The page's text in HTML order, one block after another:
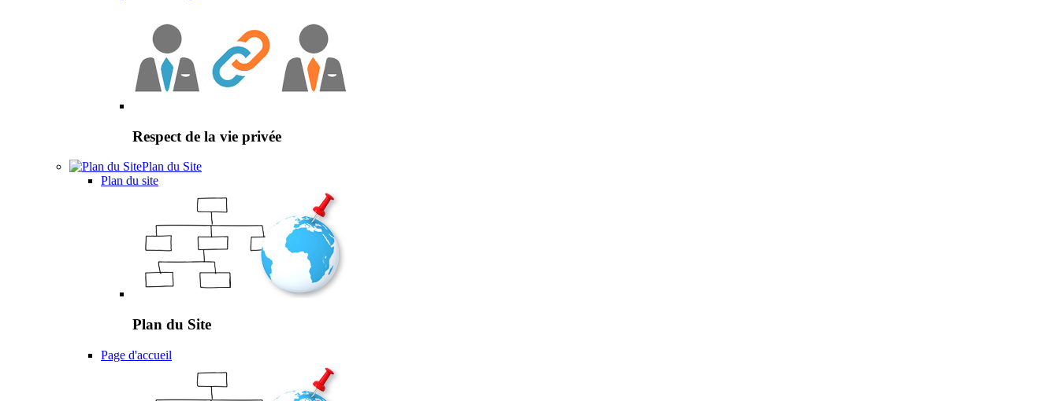
Respect de la vie privée
Plan du Site
Plan du site
Plan du Site
Page d'accueil